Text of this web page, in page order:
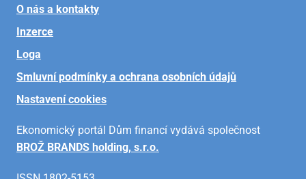
O nás a kontakty
Inzerce
Loga
Smluvní podmínky a ochrana osobních údajů
Nastavení cookies
Ekonomický portál Dům financí vydává společnost
BROŽ BRANDS holding, s.r.o.